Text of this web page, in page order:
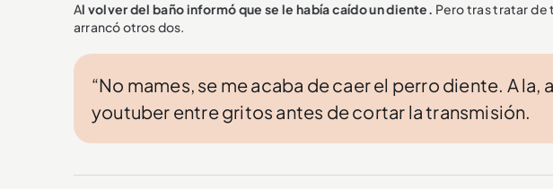
Al volver del baño informó que se le había caído un diente. Pero tras tratar de
arrancó otros dos.
“No mames, se me acaba de caer el perro diente. A la,
youtuber entre gritos antes de cortar la transmisión.